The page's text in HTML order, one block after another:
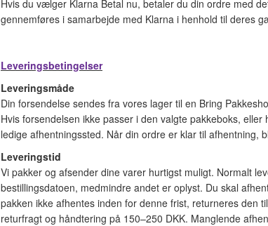
Hvis du vælger Klarna Betal nu, betaler du din ordre med
gennemføres i samarbejde med Klarna i henhold til deres
Leveringsbetingelser
Leveringsmåde
Din forsendelse sendes fra vores lager til en Bring
Hvis forsendelsen ikke passer i den valgte pakkeboks,
ledige afhentningssted. Når din ordre er klar til afhentning,
Leveringstid
Vi pakker og afsender dine varer hurtigst muligt. Normalt
bestillingsdatoen, medmindre andet er oplyst. Du skal
pakken ikke afhentes inden for denne frist, returneres
returfragt og håndtering på 150–250 DKK. Manglende